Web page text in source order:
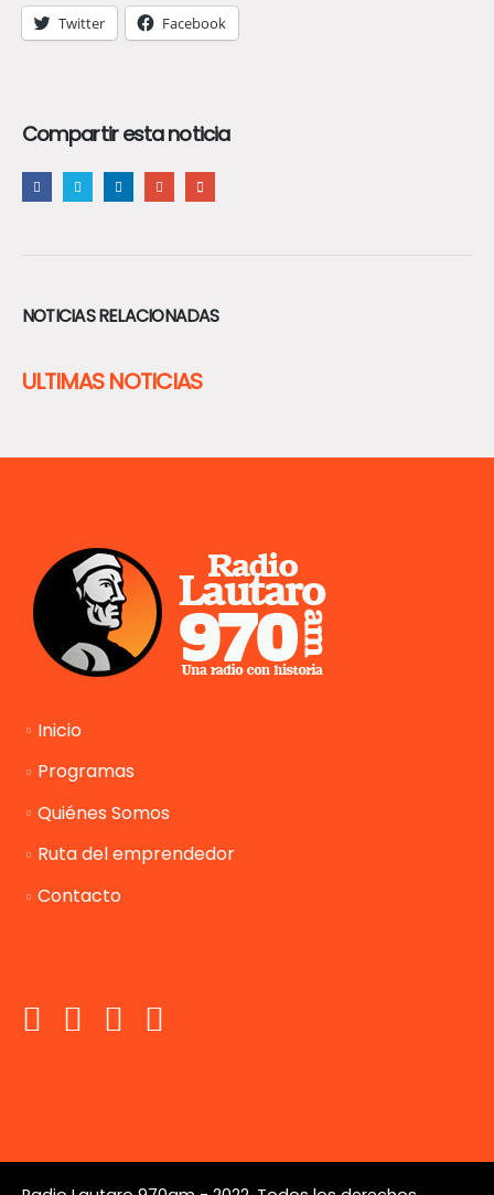
Twitter Facebook
Compartir esta noticia
NOTICIAS RELACIONADAS
ULTIMAS NOTICIAS
Inicio
Programas
Quiénes Somos
Ruta del emprendedor
Contacto